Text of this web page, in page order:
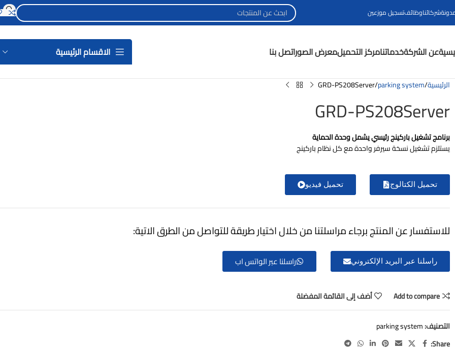
شركائناوظائفتسجيل موزعين
عن الشركةخدماتنامركز التحميلمعرض الصوراتصل بنا الاقسام الرئيسية
الرئيسية parking system
GRD-PS208Server
GRD-PS208Server
برنامج تشغيل باركينج رئيسي يشمل وحدة الحماية
يستلزم تشغيل نسخة سيرفر واحدة مع كل نظام باركينج
تحميل الكتالوج تحميل فيديو
للاستفسار عن المنتج برجاء مراسلتنا من خلال اختيار طريقة للتواصل من الطرق الاتية:
راسلنا عبر البريد الإلكتروني راسلنا عبر الواتس اب
Add to compare أضف إلى القائمة المفضلة
التصنيف:parking system
Share: